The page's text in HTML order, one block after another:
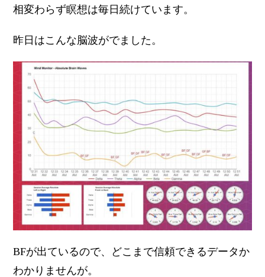
相変わらず瞑想は毎日続けています。
昨日はこんな脳波がでました。
BFが出ているので、どこまで信頼できるデータか
わかりませんが。